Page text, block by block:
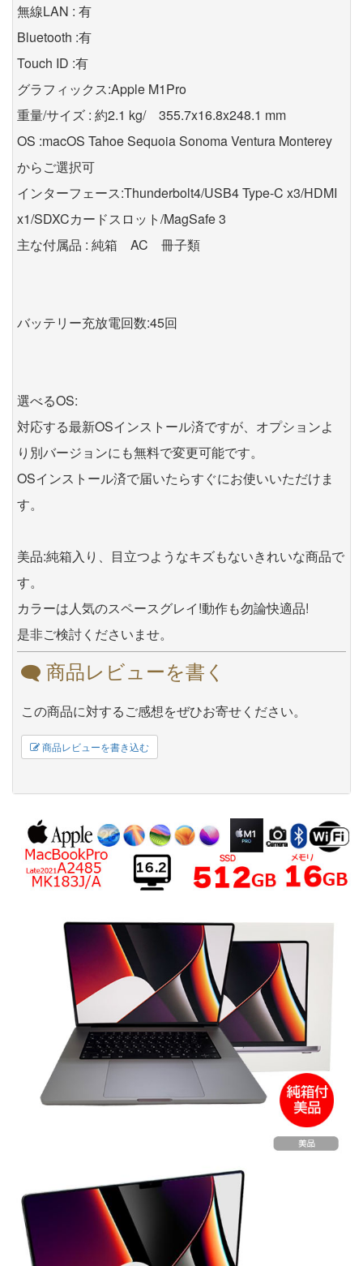
無線LAN : 有
Bluetooth :有
Touch ID :有
グラフィックス:Apple M1Pro
重量/サイズ : 約2.1 kg/ 355.7x16.8x248.1 mm
OS :macOS Tahoe Sequoia Sonoma Ventura Monterey
からご選択可
インターフェース:Thunderbolt4/USB4 Type-C x3/HDMI
x1/SDXCカードスロット/MagSafe 3
主な付属品 : 純箱 AC 冊子類
バッテリー充放電回数:45回
選べるOS:
対応する最新OSインストール済ですが、オプションよ
り別バージョンにも無料で変更可能です。
OSインストール済で届いたらすぐにお使いいただけま
す。
美品:純箱入り、目立つようなキズもないきれいな商品で
す。
カラーは人気のスペースグレイ!動作も勿論快適品!
是非ご検討くださいませ。
商品レビューを書く
この商品に対するご感想をぜひお寄せください。
商品レビューを書き込む